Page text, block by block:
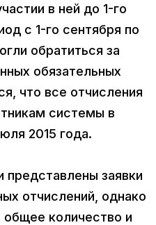
в ней до 1-го
с 1-го сентября по
обратиться за
обязательных
что все отчисления
системы в
2015 года.
заявки
отчислений, однако
общее количество и